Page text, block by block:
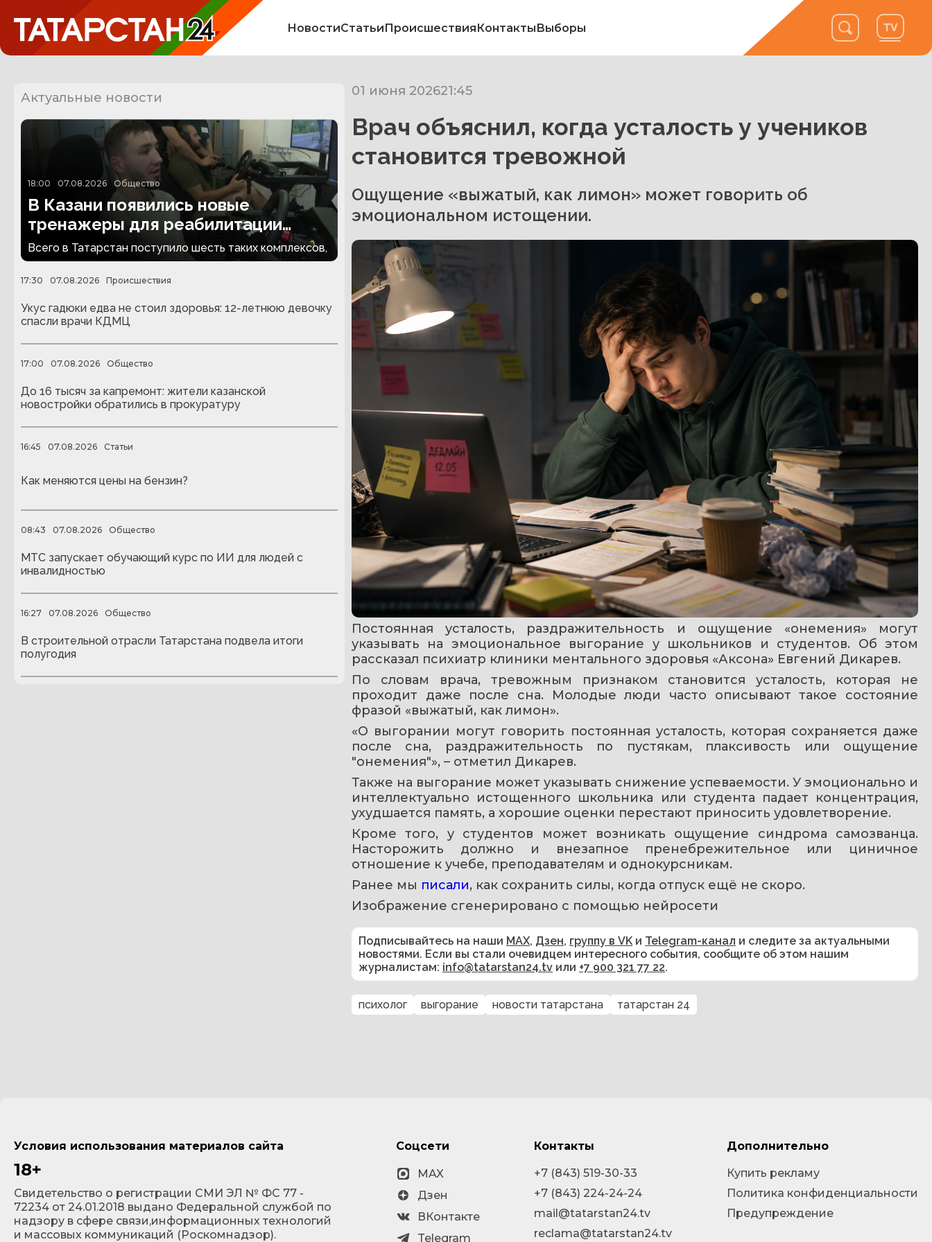
НовостиСтатьиПроисшествияКонтактыВыборы
Актуальные новости
18:00 07.08.2026 Общество
В Казани появились новые
тренажеры для реабилитации
людей с ампутациями
Всего в Татарстан поступило шесть таких комплексов,
17:30 07.08.2026 Происшествия
Укус гадюки едва не стоил здоровья: 12-летнюю девочку
спасли врачи КДМЦ
17:00 07.08.2026 Общество
До 16 тысяч за капремонт: жители казанской
новостройки обратились в прокуратуру
16:45 07.08.2026 Статьи
Как меняются цены на бензин?
08:43 07.08.2026 Общество
МТС запускает обучающий курс по ИИ для людей с
инвалидностью
16:27 07.08.2026 Общество
В строительной отрасли Татарстана подвела итоги
полугодия
01 июня 202621:45
Врач объяснил, когда усталость у учеников
становится тревожной
Ощущение «выжатый, как лимон» может говорить об
эмоциональном истощении.
Постоянная усталость, раздражительность и ощущение «онемения» могут
указывать на эмоциональное выгорание у школьников и студентов. Об этом
рассказал психиатр клиники ментального здоровья «Аксона» Евгений Дикарев.
По словам врача, тревожным признаком становится усталость, которая не
проходит даже после сна. Молодые люди часто описывают такое состояние
фразой «выжатый, как лимон».
«О выгорании могут говорить постоянная усталость, которая сохраняется даже
после сна, раздражительность по пустякам, плаксивость или ощущение
"онемения"», – отметил Дикарев.
Также на выгорание может указывать снижение успеваемости. У эмоционально и
интеллектуально истощенного школьника или студента падает концентрация,
ухудшается память, а хорошие оценки перестают приносить удовлетворение.
Кроме того, у студентов может возникать ощущение синдрома самозванца.
Насторожить должно и внезапное пренебрежительное или циничное
отношение к учебе, преподавателям и однокурсникам.
Ранее мы писали, как сохранить силы, когда отпуск ещё не скоро.
Изображение сгенерировано с помощью нейросети
Подписывайтесь на наши MAX, Дзен, группу в VK и Telegram-канал и следите за актуальными
новостями. Если вы стали очевидцем интересного события, сообщите об этом нашим
журналистам: info@tatarstan24.tv или +7 900 321 77 22.
психолог выгорание новости татарстана татарстан 24
Условия использования материалов сайта
18+
Cвидетельство о регистрации СМИ ЭЛ № ФС 77 -
72234 от 24.01.2018 выдано Федеральной службой по
надзору в сфере связи,информационных технологий
и массовых коммуникаций (Роскомнадзор).
Соцсети
MAX
Дзен
ВКонтакте
Telegram
Контакты
+7 (843) 519-30-33
+7 (843) 224-24-24
mail@tatarstan24.tv
reclama@tatarstan24.tv
Дополнительно
Купить рекламу
Политика конфиденциальности
Предупреждение